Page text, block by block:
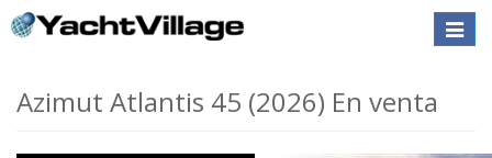
Toggle
Azimut Atlantis 45 (2026) En venta